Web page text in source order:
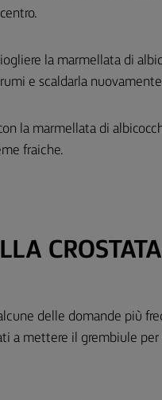
la marmellata di
e scaldarla
la marmellata di
fraiche.
delle domande più
a mettere il grembiule